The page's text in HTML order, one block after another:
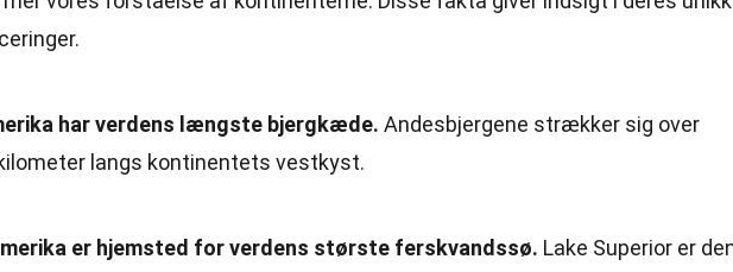
har verdens længste bjergkæde. Andesbjergene strækker sig over
langs kontinentets vestkyst.
er hjemsted for verdens største ferskvandssø. Lake Superior er